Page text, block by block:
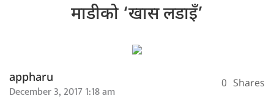
माडीको ‘खास लडाइँ’
appharu
December 3, 2017 1:18 am 0 Shares